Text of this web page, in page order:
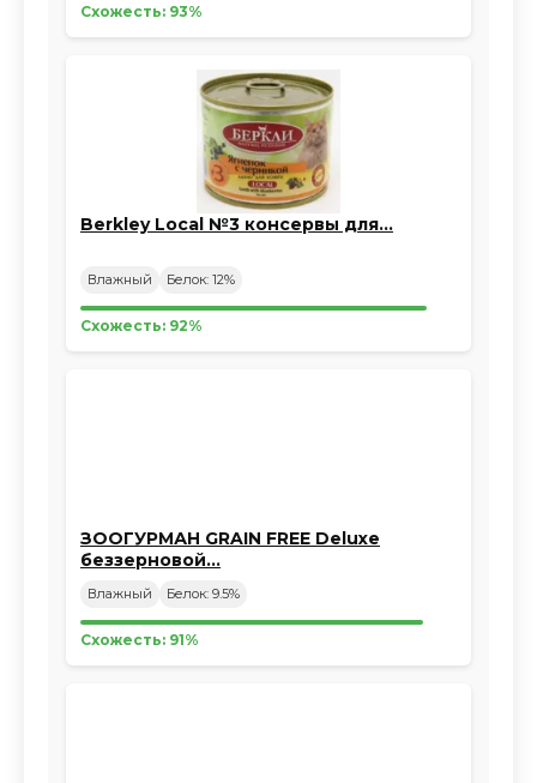
Схожесть: 93%
Berkley Local №3 консервы для…
Влажный Белок: 12%
Схожесть: 92%
ЗООГУРМАН GRAIN FREE Deluxe
беззерновой…
Влажный Белок: 9.5%
Схожесть: 91%